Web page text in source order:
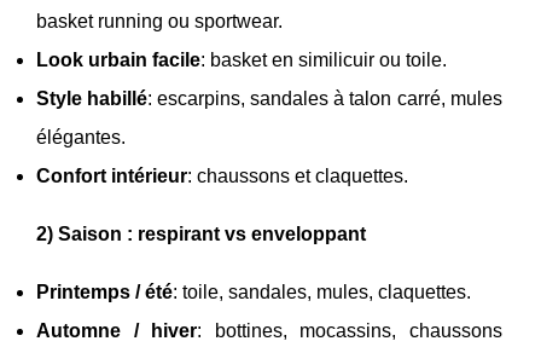
basket running ou sportwear.
Look urbain facile: basket en similicuir ou toile.
Style habillé: escarpins, sandales à talon carré, mules
élégantes.
Confort intérieur: chaussons et claquettes.
2) Saison : respirant vs enveloppant
Printemps / été: toile, sandales, mules, claquettes.
Automne / hiver: bottines, mocassins, chaussons